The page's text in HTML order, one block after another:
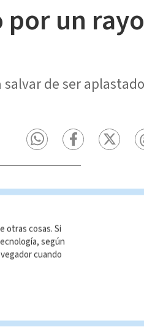
un
de ser
no
otras cosas. Si
según
cuando